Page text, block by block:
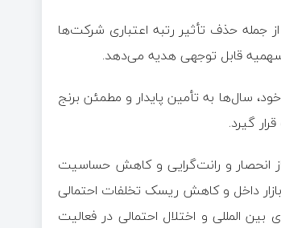
جمله حذف تأثیر رتبه اعتباری شرکت‌ها
سهمیه قابل توجهی هدیه می‌دهد.
سال‌ها به تأمین پایدار و مطمئن برنج
گیرد.
انحصار و رانت‌گرایی و کاهش حساسیت
داخل و کاهش ریسک تخلفات احتمالی
المللی و اختلال احتمالی در فعالیت